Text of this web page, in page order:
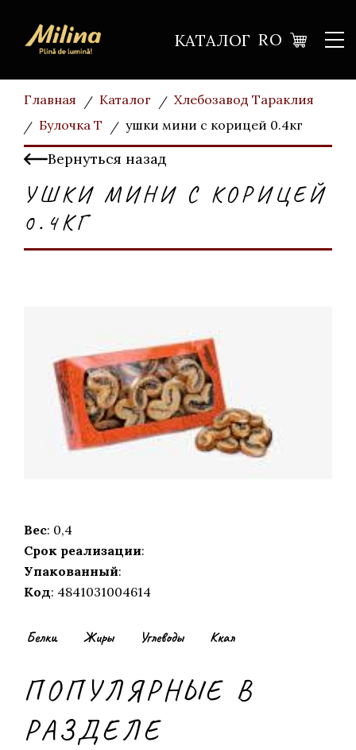
КАТАЛОГ RO
Главная Каталог
Хлебозавод Тараклия
Булочка T
ушки мини с корицей 0.4кг
Вернуться назад
УШКИ МИНИ С КОРИЦЕЙ
0.4КГ
Вес: 0,4
Срок реализации:
Упакованный:
Код: 4841031004614
Белки Жиры Углеводы Ккал
ПОПУЛЯРНЫЕ В
РАЗДЕЛЕ